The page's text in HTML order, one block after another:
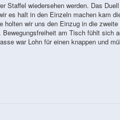
Staffel wiedersehen werden. Das
es halt in den Einzeln machen kam
wir uns den Einzug in die zweite
am Tisch fühlt sich
war Lohn für einen knappen und